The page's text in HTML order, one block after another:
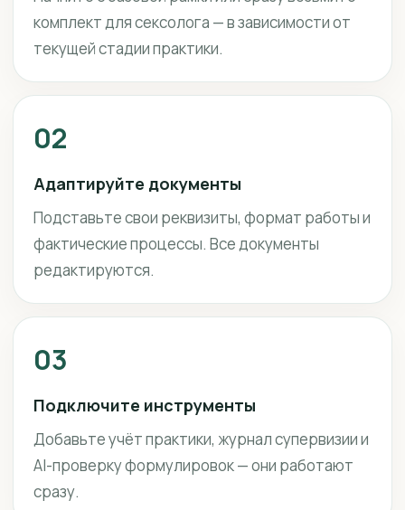
комплект для сексолога — в зависимости от
текущей стадии практики.
02
Адаптируйте документы
Подставьте свои реквизиты, формат работы и
фактические процессы. Все документы
редактируются.
03
Подключите инструменты
Добавьте учёт практики, журнал супервизии и
AI-проверку формулировок — они работают
сразу.